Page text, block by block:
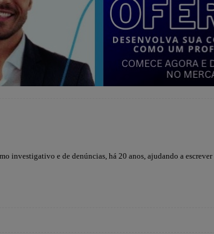
investigativo e de denúncias, há 20 anos, ajudando a escrever